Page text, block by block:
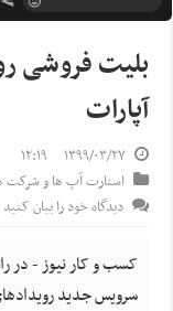
بلیت فروشی
آپارات
۱۳۹۹/۰۳/۲۷
۱۲:۱۹
استارت آپ ها و شرکت
دیدگاه خود را بیان کنید
کسب و کار نیوز - در
سرویس جدید